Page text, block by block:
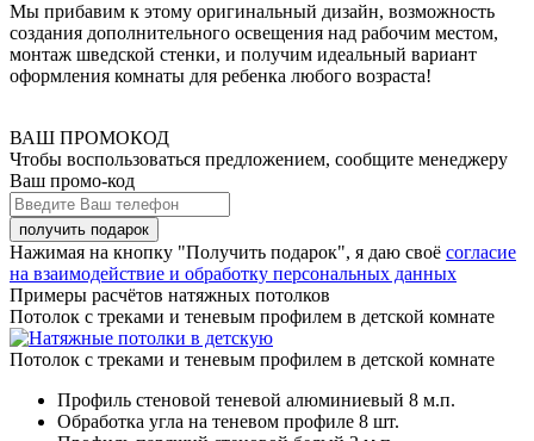
Мы прибавим к этому оригинальный дизайн, возможность
создания дополнительного освещения над рабочим местом,
монтаж шведской стенки, и получим идеальный вариант
оформления комнаты для ребенка любого возраста!
ВАШ ПРОМОКОД
Чтобы воспользоваться предложением, сообщите менеджеру
Ваш промо-код
Нажимая на кнопку "Получить подарок", я даю своё согласие
на взаимодействие и обработку персональных данных
Примеры расчётов натяжных потолков
Потолок с треками и теневым профилем в детской комнате
Потолок с треками и теневым профилем в детской комнате
Профиль стеновой теневой алюминиевый 8 м.п.
Обработка угла на теневом профиле 8 шт.